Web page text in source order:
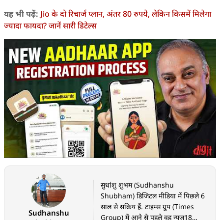
यह भी पढ़ें: Jio के दो रिचार्ज प्लान, अंतर 80 रुपये, लेकिन किसमें मिलेगा
ज्यादा फायदा? जानें सारी डिटेल्स
Sudhanshu
सुधांशु शुभम (Sudhanshu
Shubham) डिजिटल मीडिया में पिछले 6
साल से सक्रिय हैं. टाइम्स ग्रुप (Times
Group) में आने से पहले वह न्यूज18